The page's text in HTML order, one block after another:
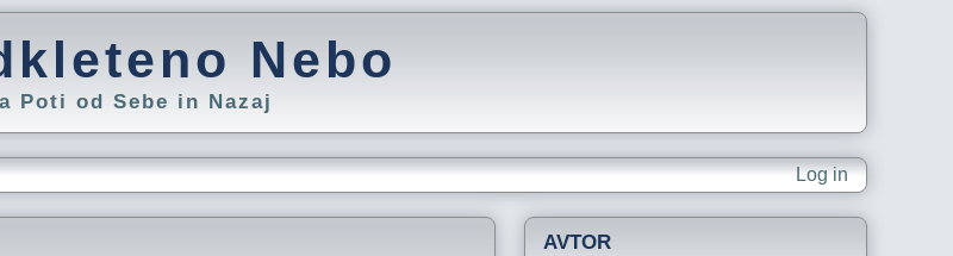
Nebo
Poti od Sebe in Nazaj
Log in
AVTOR